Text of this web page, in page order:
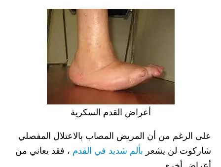
أعراض القدم السكرية
على الرغم من أن المريض المصاب بالاعتلال المفصلي
شاركوت لن يشعر بألم شديد في القدم ، فقد يعاني من